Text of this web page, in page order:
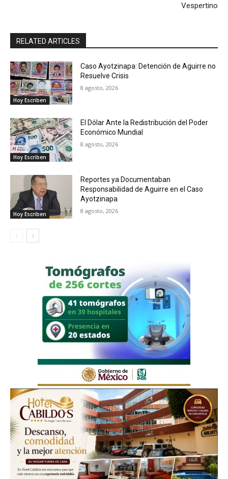
Vespertino
RELATED ARTICLES
Hoy Escriben
Caso Ayotzinapa: Detención de Aguirre no
Resuelve Crisis
8 agosto, 2026
Hoy Escriben
El Dólar Ante la Redistribución del Poder
Económico Mundial
8 agosto, 2026
Hoy Escriben
Reportes ya Documentaban
Responsabilidad de Aguirre en el Caso
Ayotzinapa
8 agosto, 2026